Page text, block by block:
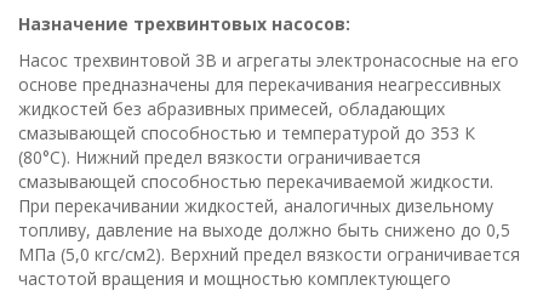
Назначение трехвинтовых насосов:
Насос трехвинтовой 3В и агрегаты электронасосные на его
основе предназначены для перекачивания неагрессивных
жидкостей без абразивных примесей, обладающих
смазывающей способностью и температурой до 353 К
(80°С). Нижний предел вязкости ограничивается
смазывающей способностью перекачиваемой жидкости.
При перекачивании жидкостей, аналогичных дизельному
топливу, давление на выходе должно быть снижено до 0,5
МПа (5,0 кгс/см2). Верхний предел вязкости ограничивается
частотой вращения и мощностью комплектующего